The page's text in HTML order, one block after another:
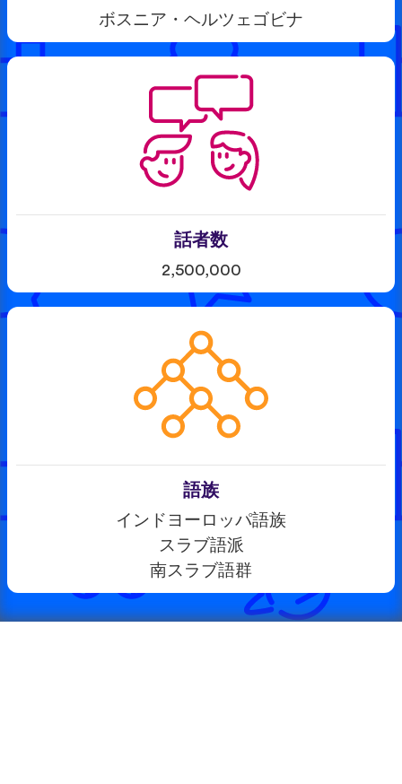
ボスニア・ヘルツェゴビナ
話者数
2,500,000
語族
インドヨーロッパ語族
スラブ語派
南スラブ語群